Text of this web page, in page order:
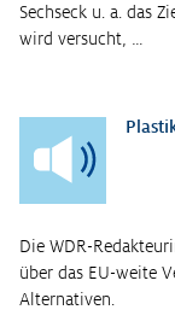
Sechseck u. a. das
wird versucht, …
Die WDR-
über das EU-weite
Alternativen.